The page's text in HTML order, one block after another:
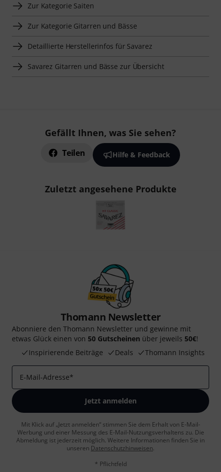
Zur Kategorie Saiten
Zur Kategorie Gitarren und Bässe
Detaillierte Herstellerinfos für Savarez
Savarez Gitarren und Bässe zur Übersicht
Gefällt Ihnen, was Sie sehen?
Teilen Hilfe & Feedback
Zuletzt angesehene Produkte
Thomann Newsletter
Abonniere den Thomann Newsletter und gewinne mit
etwas Glück einen von 50 Gutscheinen über jeweils 50€!
Inspirierende Beiträge
Deals Thomann Insights
E-Mail-Adresse*
Jetzt anmelden
Mit Klick auf „Jetzt anmelden“ stimmen Sie dem Erhalt von E-Mail-
Werbung und einer Messung des E-Mail-Nutzungsverhaltens zu. Die
Abmeldung ist jederzeit möglich. Weitere Informationen finden Sie in
unseren Datenschutzhinweisen.
* Pflichtfeld